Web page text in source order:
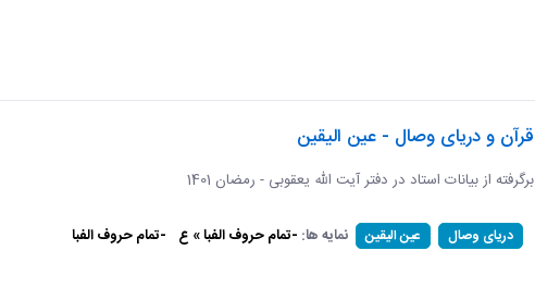
قرآن و دریای وصال - عین الیقین
برگرفته از بیانات استاد در دفتر آیت الله یعقوبی - رمضان 1401
دریای وصال عین الیقین نمایه ها: -تمام حروف الفبا » ع -تمام حروف الفبا